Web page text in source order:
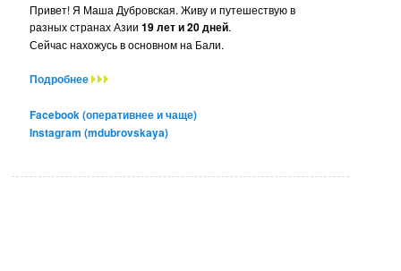
Привет! Я Маша Дубровская. Живу и путешествую в
разных странах Азии19 лет и 20 дней.
Сейчас нахожусь в основном на Бали.
Подробнее
Facebook (оперативнее и чаще)
Instagram (mdubrovskaya)